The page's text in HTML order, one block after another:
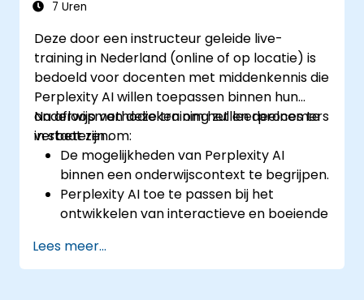
7 Uren
Deze door een instructeur geleide live-
training in Nederland (online of op locatie) is
bedoeld voor docenten met middenkennis die
Perplexity AI willen toepassen binnen hun
onderwijsmethodieken om het leerproces te
verbeteren.
Na afloop van deze training zullen deelnemers
in staat zijn om:
De mogelijkheden van Perplexity AI
binnen een onderwijscontext te begrijpen.
Perplexity AI toe te passen bij het
ontwikkelen van interactieve en boeiende
Perplexity AI te gebruiken voor het
beoordelen van leerlingen en het geven
Lees meer...